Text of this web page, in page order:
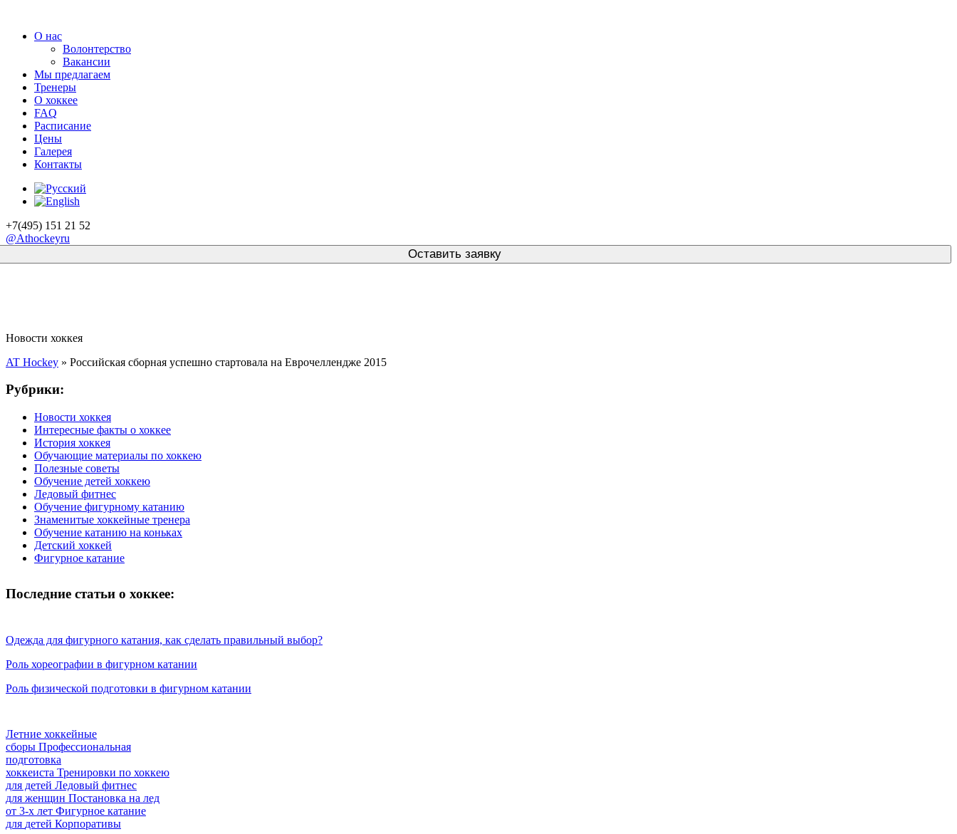
О нас
Волонтерство
Вакансии
Мы предлагаем
Тренеры
О хоккее
FAQ
Расписание
Цены
Галерея
Контакты
+7(495) 151 21 52
@Athockeyru
Новости хоккея
AT Hockey » Российская сборная успешно стартовала на Еврочеллендже 2015
Рубрики:
Новости хоккея
Интересные факты о хоккее
История хоккея
Обучающие материалы по хоккею
Полезные советы
Обучение детей хоккею
Ледовый фитнес
Обучение фигурному катанию
Знаменитые хоккейные тренера
Обучение катанию на коньках
Детский хоккей
Фигурное катание
Последние статьи о хоккее:
Одежда для фигурного катания, как сделать правильный выбор?
Роль хореографии в фигурном катании
Роль физической подготовки в фигурном катании
Летние хоккейные
сборы Профессиональная
подготовка
хоккеиста Тренировки по хоккею
для детей Ледовый фитнес
для женщин Постановка на лед
от 3-х лет Фигурное катание
для детей Корпоративы